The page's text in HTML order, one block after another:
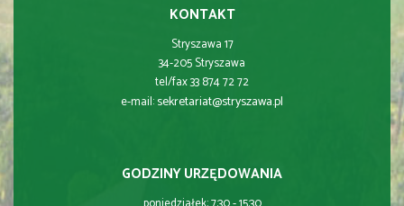
KONTAKT
Stryszawa 17
34-205 Stryszawa
tel/fax 33 874 72 72
e-mail:sekretariat@stryszawa.pl
GODZINY URZĘDOWANIA